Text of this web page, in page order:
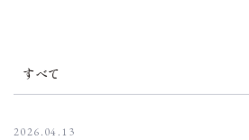
すべて
2026.04.13